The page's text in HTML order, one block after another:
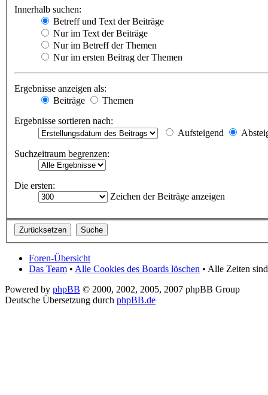
Innerhalb suchen:
Betreff und Text der Beiträge
Nur im Text der Beiträge
Nur im Betreff der Themen
Nur im ersten Beitrag der Themen
Ergebnisse anzeigen als:
Beiträge
Themen
Ergebnisse sortieren nach:
Aufsteigend
Suchzeitraum begrenzen:
Die ersten:
Zeichen der Beiträge anzeigen
Foren-Übersicht
Das Team • Alle Cookies des Boards löschen • Alle Zeiten
Powered by phpBB © 2000, 2002, 2005, 2007 phpBB Group
Deutsche Übersetzung durch phpBB.de